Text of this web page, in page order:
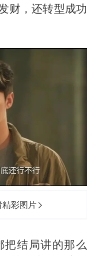
财，还转型成功
彩图片
结局讲的那么